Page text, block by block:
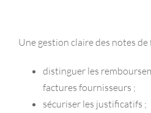
Une gestion claire des notes
distinguer les
factures fournisseurs ;
sécuriser les justificatifs ;